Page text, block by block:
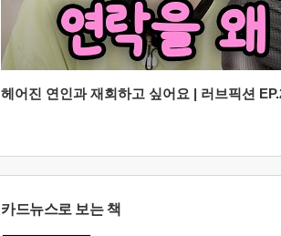
헤어진 연인과 재회하고 싶어요 | 러브픽션
카드뉴스로 보는 책